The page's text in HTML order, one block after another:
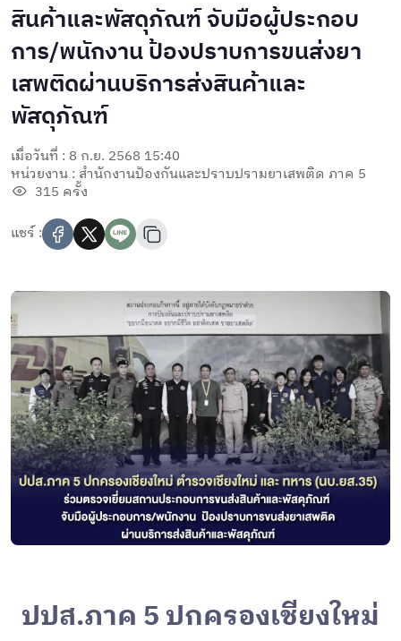
สินค้าและพัสดุภัณฑ์ จับมือผู้ประกอบ
การ/พนักงาน ป้องปราบการขนส่งยา
เสพติดผ่านบริการส่งสินค้าและ
พัสดุภัณฑ์
เมื่อวันที่ : 8 ก.ย. 2568 15:40
หน่วยงาน : สำนักงานป้องกันและปราบปรามยาเสพติด ภาค 5
315 ครั้ง
แชร์ :
ปปส.ภาค 5 ปกครองเชียงใหม่